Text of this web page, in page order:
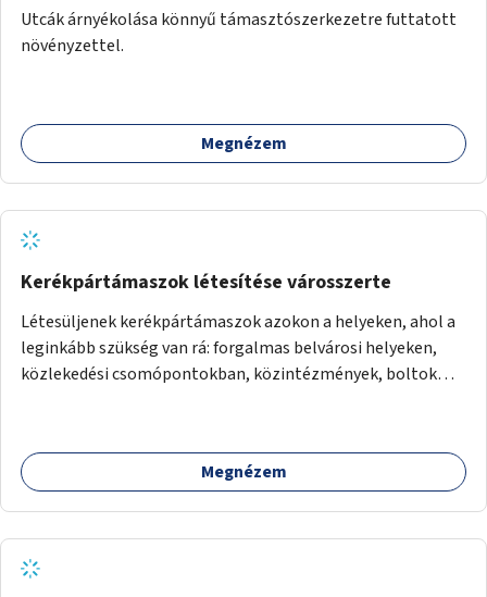
Utcák árnyékolása könnyű támasztószerkezetre futtatott
növényzettel.
Megnézem
Kerékpártámaszok létesítése városszerte
Létesüljenek kerékpártámaszok azokon a helyeken, ahol a
leginkább szükség van rá: forgalmas belvárosi helyeken,
közlekedési csomópontokban, közintézmények, boltok
Megnézem